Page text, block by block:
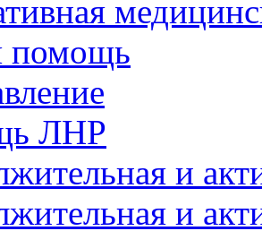
помощь
ЛНР
и
и